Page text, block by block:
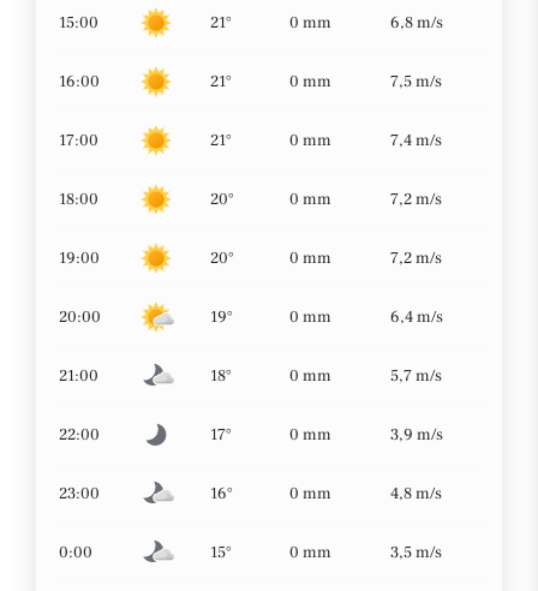
15:00 21° 0 mm 6,8 m/s
16:00 21° 0 mm 7,5 m/s
17:00 21° 0 mm 7,4 m/s
18:00 20° 0 mm 7,2 m/s
19:00 20° 0 mm 7,2 m/s
20:00 19° 0 mm 6,4 m/s
21:00 18° 0 mm 5,7 m/s
22:00 17° 0 mm 3,9 m/s
23:00 16° 0 mm 4,8 m/s
0:00 15° 0 mm 3,5 m/s